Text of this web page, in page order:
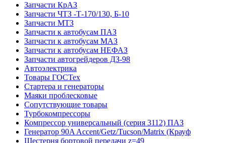
Запчасти КрАЗ
Запчасти ЧТЗ -Т-170/130, Б-10
Запчасти МТЗ
Запчасти к автобусам ПАЗ
Запчасти к автобусам МАЗ
Запчасти к автобусам НЕФАЗ
Запчасти автогрейдеров ДЗ-98
Автоэлектрика
Товары ГОСТех
Стартера и генераторы
Маяки проблесковые
Сопутствующие товары
Турбокомпрессоры
Компрессор универсальный (серия 3112) ПАЗ
Генератор 90A Accent/Getz/Tucson/Matrix (Крауф
Шестерня бортовой передачи z=49